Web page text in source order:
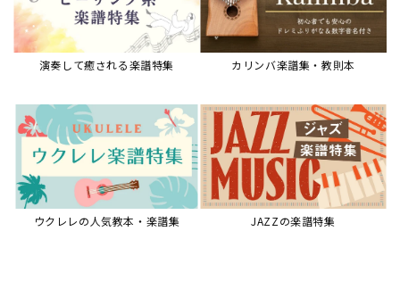
演奏して癒される楽譜特集 カリンバ楽譜集・教則本
ウクレレの人気教本・楽譜集 JAZZの楽譜特集